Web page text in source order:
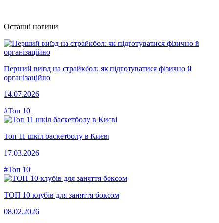
Останні новини
Перший виїзд на страйкбол: як підготуватися фізично й
організаційно
14.07.2026
#Топ 10
Топ 11 шкіл баскетболу в Києві
17.03.2026
#Топ 10
ТОП 10 клубів для заняття боксом
08.02.2026